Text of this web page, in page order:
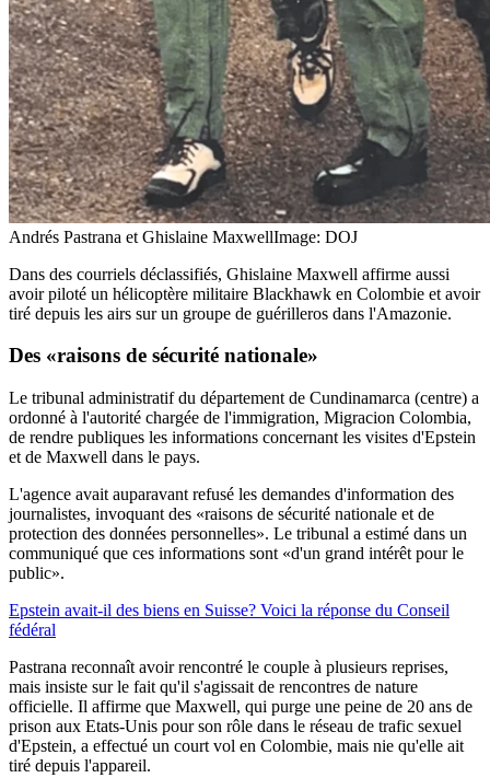
Andrés Pastrana et Ghislaine MaxwellImage: DOJ
Dans des courriels déclassifiés, Ghislaine Maxwell affirme aussi
avoir piloté un hélicoptère militaire Blackhawk en Colombie et avoir
tiré depuis les airs sur un groupe de guérilleros dans l'Amazonie.
Des «raisons de sécurité nationale»
Le tribunal administratif du département de Cundinamarca (centre) a
ordonné à l'autorité chargée de l'immigration, Migracion Colombia,
de rendre publiques les informations concernant les visites d'Epstein
et de Maxwell dans le pays.
L'agence avait auparavant refusé les demandes d'information des
journalistes, invoquant des «raisons de sécurité nationale et de
protection des données personnelles». Le tribunal a estimé dans un
communiqué que ces informations sont «d'un grand intérêt pour le
public».
Epstein avait-il des biens en Suisse? Voici la réponse du Conseil
fédéral
Pastrana reconnaît avoir rencontré le couple à plusieurs reprises,
mais insiste sur le fait qu'il s'agissait de rencontres de nature
officielle. Il affirme que Maxwell, qui purge une peine de 20 ans de
prison aux Etats-Unis pour son rôle dans le réseau de trafic sexuel
d'Epstein, a effectué un court vol en Colombie, mais nie qu'elle ait
tiré depuis l'appareil.